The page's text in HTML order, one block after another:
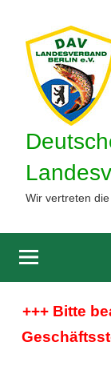
springen
Wir vertreten
+++ Bitte